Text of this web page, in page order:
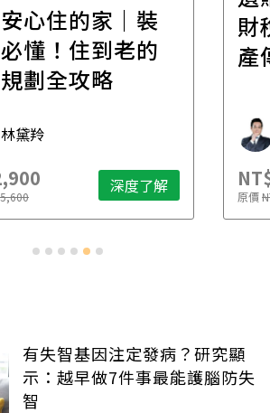
心住的家｜裝
懂！住到老的
劃全攻略
林黛羚
深度了解
財
產
原價
有失智基因注定發病？研究顯
示：越早做7件事最能護腦防失
智